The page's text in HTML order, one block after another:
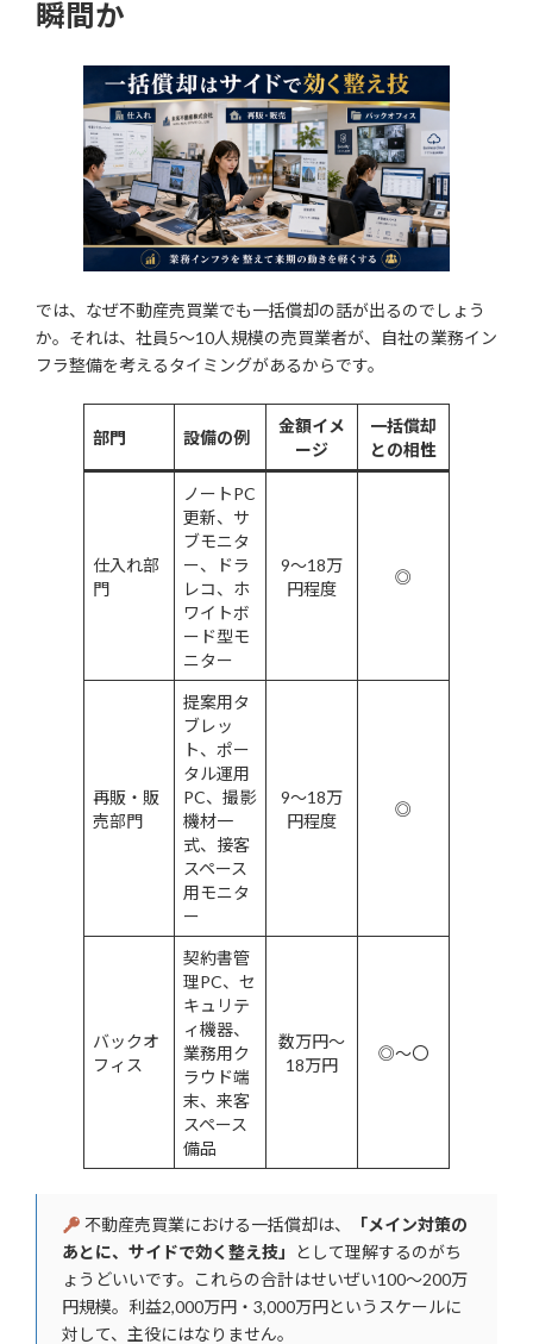
瞬間か
では、なぜ不動産売買業でも一括償却の話が出るのでしょう
か。それは、社員5〜10人規模の売買業者が、自社の業務イン
フラ整備を考えるタイミングがあるからです。
部門 設備の例
金額イメ
ージ
一括償却
との相性
仕入れ部
門
ノートPC
更新、サ
ブモニタ
ー、ドラ
レコ、ホ
ワイトボ
ード型モ
ニター
9〜18万
円程度
◎
再販・販
売部門
提案用タ
ブレッ
ト、ポー
タル運用
PC、撮影
機材一
式、接客
スペース
用モニタ
ー
9〜18万
円程度
◎
バックオ
フィス
契約書管
理PC、セ
キュリテ
ィ機器、
業務用ク
ラウド端
末、来客
スペース
備品
数万円〜
18万円
◎〜〇
不動産売買業における一括償却は、
「メイン対策の
あとに、サイドで効く整え技」
として理解するのがち
ょうどいいです。これらの合計はせいぜい100〜200万
円規模。利益2,000万円・3,000万円というスケールに
対して、主役にはなりません。